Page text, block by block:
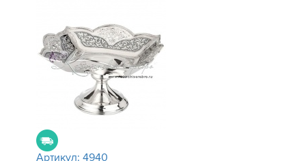
Артикул: 4940